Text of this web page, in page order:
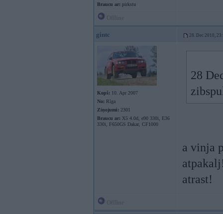
Braucu ar: pirkstu
gintc 28. Dec 2010,
Kopš: 10. Apr 2007
No: Rīga
Ziņojumi: 2301
Braucu ar: X5 4.0d, e90 330i, E36
330i, F650GS Dakar, CF1000
28
a vinja
atrast!